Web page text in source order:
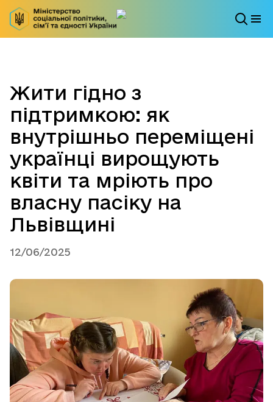
Жити гідно з
підтримкою: як
внутрішньо переміщені
українці вирощують
квіти та мріють про
власну пасіку на
Львівщині
12/06/2025